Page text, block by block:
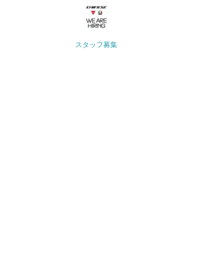
スタッフ募集